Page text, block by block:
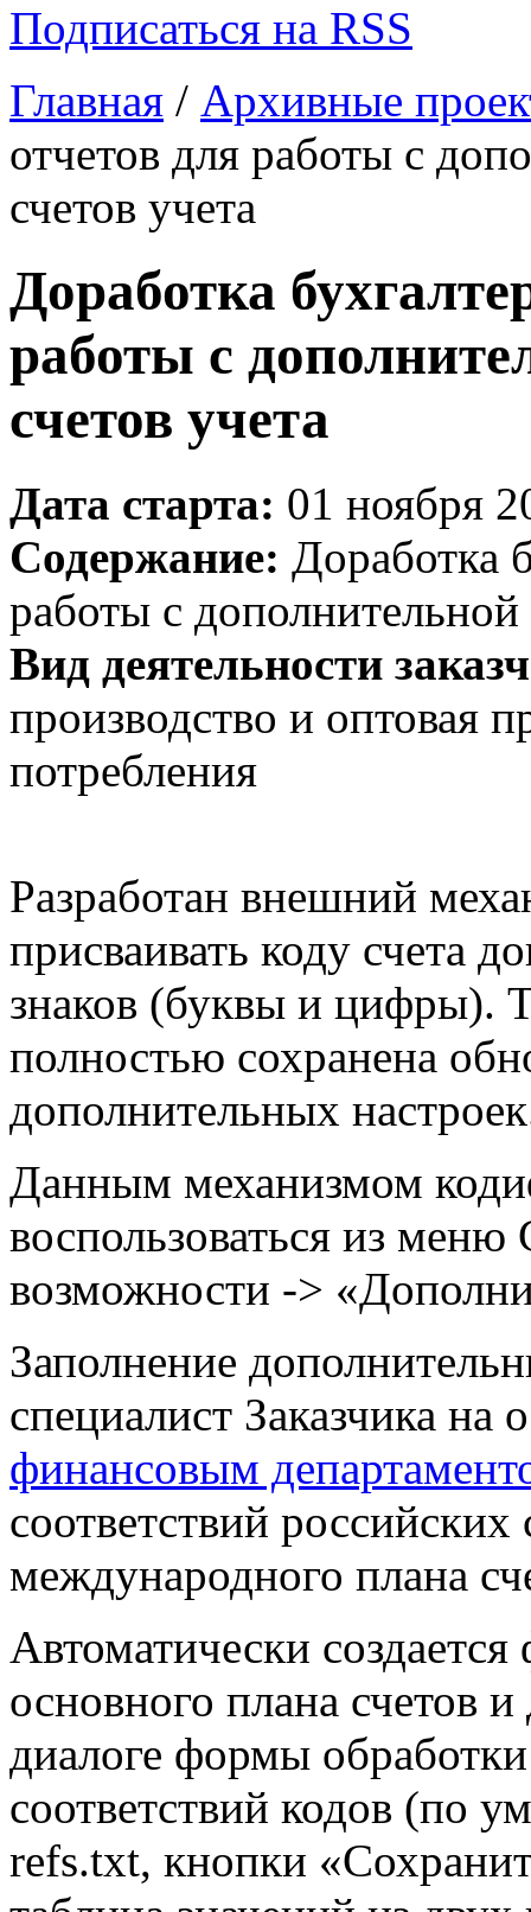
Подписаться на RSS
Главная / Архивные
отчетов для работы с
счетов учета
Доработка
работы с
счетов учета
Дата старта: 01 ноября
Содержание: Доработка
работы с
Вид деятельности
производство и оптовая
потребления
Разработан внешний
присваивать коду счета
знаков (буквы и цифры).
полностью сохранена
дополнительных
Данным механизмом
воспользоваться из
возможности ->
Заполнение
специалист Заказчика на
финансовым
соответствий российских
международного плана
Автоматически
основного плана счетов
диалоге формы
соответствий кодов (по
refs.txt, кнопки